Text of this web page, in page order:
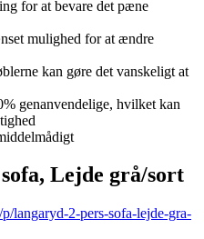
for at bevare det pæne
mulighed for at ændre
kan gøre det vanskeligt at
genanvendelige, hvilket kan
Lejde grå/sort
langaryd-2-pers-sofa-lejde-gra-